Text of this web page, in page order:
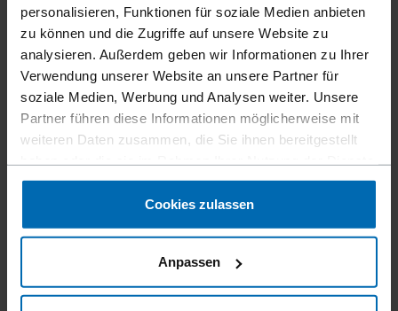
personalisieren, Funktionen für soziale Medien anbieten
zu können und die Zugriffe auf unsere Website zu
analysieren. Außerdem geben wir Informationen zu Ihrer
Verwendung unserer Website an unsere Partner für
soziale Medien, Werbung und Analysen weiter. Unsere
Partner führen diese Informationen möglicherweise mit
weiteren Daten zusammen, die Sie ihnen bereitgestellt
gesammelt haben.
Cookies zulassen
Anpassen
Befestigungsmittel///Klammern ///Standard­klammern//
BECK 24